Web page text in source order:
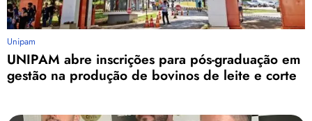
Unipam
UNIPAM abre inscrições para pós-graduação em
gestão na produção de bovinos de leite e corte